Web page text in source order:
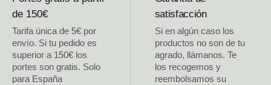
de 150€
Tarifa única de 5€ por
envío. Si tu pedido es
superior a 150€ los
portes son gratis. Solo
para España
satisfacción
Si en algún caso los
productos no son de tu
agrado, llámanos. Te
los recogemos y
reembolsamos su